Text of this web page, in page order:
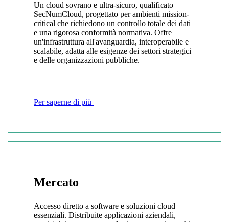
Un cloud sovrano e ultra-sicuro, qualificato
SecNumCloud, progettato per ambienti mission-
critical che richiedono un controllo totale dei dati
e una rigorosa conformità normativa. Offre
un'infrastruttura all'avanguardia, interoperabile e
scalabile, adatta alle esigenze dei settori strategici
e delle organizzazioni pubbliche.
Per saperne di più
Mercato
Accesso diretto a software e soluzioni cloud
essenziali. Distribuite applicazioni aziendali,